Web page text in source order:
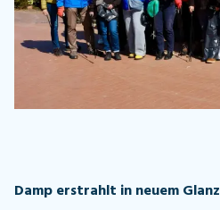
Damp erstrahlt in neuem Glanz